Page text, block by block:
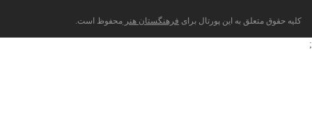
کلیه حقوق متعلق به این پورتال برای فرهنگستان هنرمحفوظ است.